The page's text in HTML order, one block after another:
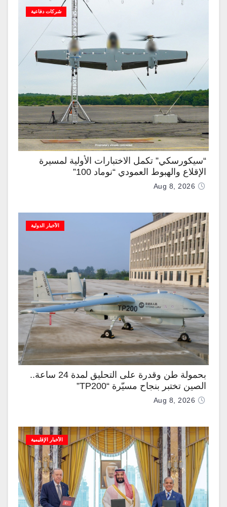
شركات دفاعية
“سيكورسكي” تكمل الاختبارات الأولية لمسيرة
الإقلاع والهبوط العمودي “نوماد 100”
Aug 8, 2026
الأخبار الدولية
بحمولة طن وقدرة على التحليق لمدة 24 ساعة..
الصين تختبر بنجاح مسيّرة “TP200”
Aug 8, 2026
الأخبار الإقليمية